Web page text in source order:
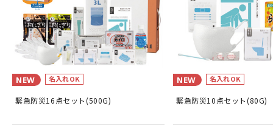
NEW 名入れOK
緊急防災16点セット(500G)
NEW 名入れOK
緊急防災10点セット(80G)